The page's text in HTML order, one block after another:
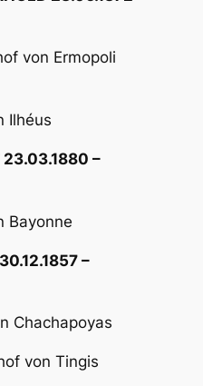
von Ermopoli
Ilhéus
23.03.1880 –
Bayonne
–
Chachapoyas
von Tingis